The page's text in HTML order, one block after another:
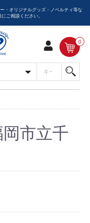
・オリジナルグッズ・ノベルティ等な
ご相談ください。
0
市立千